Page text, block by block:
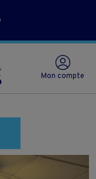
Mon compte